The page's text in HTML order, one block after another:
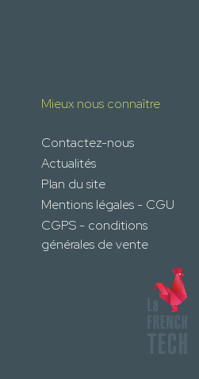
Mieux nous connaître
Contactez-nous
Actualités
Plan du site
Mentions légales - CGU
CGPS - conditions
générales de vente